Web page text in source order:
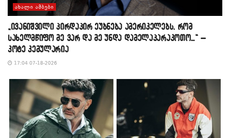
ᲐᲮᲐᲚᲘ ᲐᲛᲑᲔᲑᲘ
„ივანიშვილი პირდაპირ ეუბნება ამერიკელებს, რომ
სახელმწიფო მე ვარ და მე უნდა დამელაპარაკოთო…“ –
კოტე კემულარია
17:04 07-18-2026